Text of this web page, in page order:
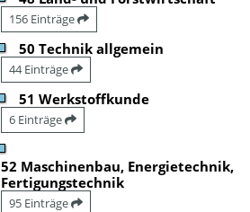
156 Einträge
50 Technik allgemein
44 Einträge
51 Werkstoffkunde
6 Einträge
52 Maschinenbau, Energietechnik,
Fertigungstechnik
95 Einträge